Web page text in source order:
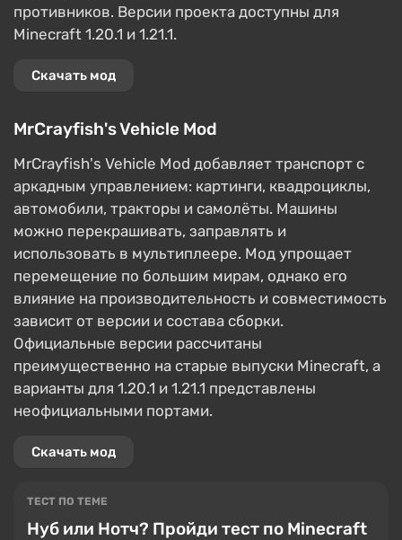
противников. Версии проекта доступны для
Minecraft 1.20.1 и 1.21.1.
Скачать мод
MrCrayfish's Vehicle Mod
MrCrayfish's Vehicle Mod добавляет транспорт с
аркадным управлением: картинги, квадроциклы,
автомобили, тракторы и самолёты. Машины
можно перекрашивать, заправлять и
использовать в мультиплеере. Мод упрощает
перемещение по большим мирам, однако его
влияние на производительность и совместимость
зависит от версии и состава сборки.
Официальные версии рассчитаны
преимущественно на старые выпуски Minecraft, а
варианты для 1.20.1 и 1.21.1 представлены
неофициальными портами.
Скачать мод
ТЕСТ ПО ТЕМЕ
Нуб или Нотч? Пройди тест по Minecraft